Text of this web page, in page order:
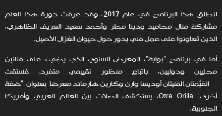
انطلق هذا البرنامج في عام 2017، وقد عرفت دورة هذا العام
مشاركة منال محاميد ودينا مطر وأحمد سعيد العريف الظاهري،
الذين تعاونوا على عمل فني يدور حول حيوان الغزال الأصيل.
أما في برنامج "بوابة"، المعرض السنوي الذي يضيء على فنانين
محليين ودوليين، باتّباع منظور تقييمي متفرد، فنسّقت
القيّمتان الفنيتان أوديسا وارن وكارين هارماند معرضًا بعنوان "ضفة
أخرى" Otra Orilla، يستكشف الصلات بين العالم العربي وأمريكا
الجنوبية.